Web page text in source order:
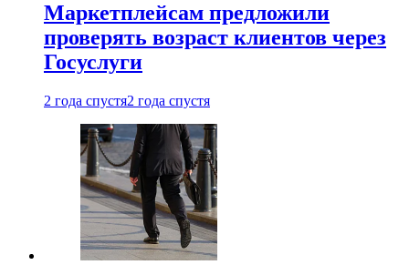
Маркетплейсам предложили
проверять возраст клиентов через
Госуслуги
2 года спустя2 года спустя